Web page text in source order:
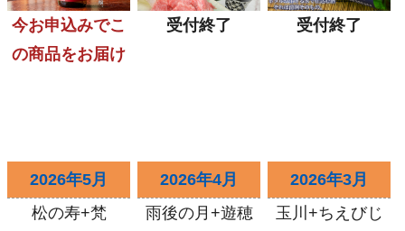
今お申込みでこ
の商品をお届け
受付終了 受付終了
2026年5月
松の寿+梵
2026年4月
雨後の月+遊穂
2026年3月
玉川+ちえびじ